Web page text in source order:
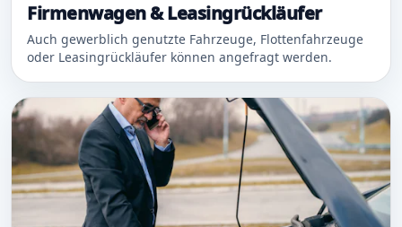
Firmenwagen & Leasingrückläufer
Auch gewerblich genutzte Fahrzeuge, Flottenfahrzeuge
oder Leasingrückläufer können angefragt werden.